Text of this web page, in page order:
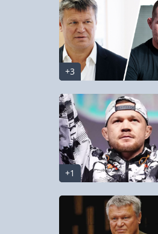
+3
+1 23-
Spanish Autumn